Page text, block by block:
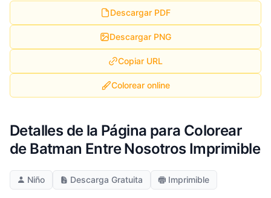
Descargar PDF
Descargar PNG
Copiar URL
Colorear online
Detalles de la Página para Colorear
de Batman Entre Nosotros Imprimible
Niño Descarga Gratuita Imprimible